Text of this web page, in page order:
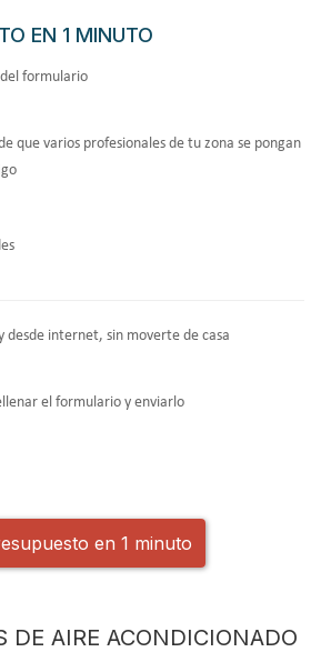
EN 1 MINUTO
formulario
que varios profesionales de tu zona se pongan
desde internet, sin moverte de casa
el formulario y enviarlo
en 1 minuto
DE AIRE ACONDICIONADO